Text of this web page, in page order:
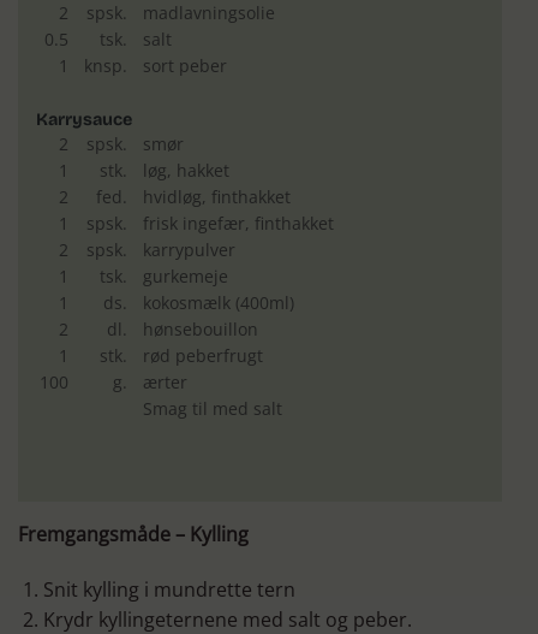
2
spsk.
madlavningsolie
0.5
tsk.
salt
1
knsp. sort peber
Karrysauce
2 spsk.
smør
1
stk.
løg, hakket
2
fed.
hvidløg, finthakket
1
spsk.
frisk ingefær, finthakket
2
spsk.
karrypulver
1
tsk.
gurkemeje
1
ds.
kokosmælk (400ml)
2
dl.
hønsebouillon
1
stk.
rød peberfrugt
100
g.
ærter
Smag til med salt
Fremgangsmåde – Kylling
Snit kylling i mundrette tern
Krydr kyllingeternene med salt og peber.